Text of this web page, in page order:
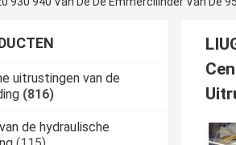
uitrustingen van de
(816)
de hydraulische